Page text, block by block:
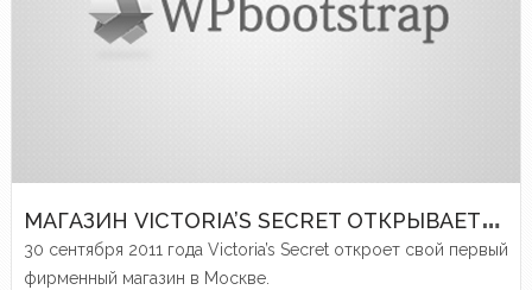
М
АГАЗИН VICTORIA’S SECRET ОТКРЫВАЕТСЯ В МОСКВЕ
30 сентября 2011 года Victoria’s Secret откроет свой первый
фирменный магазин в Москве.